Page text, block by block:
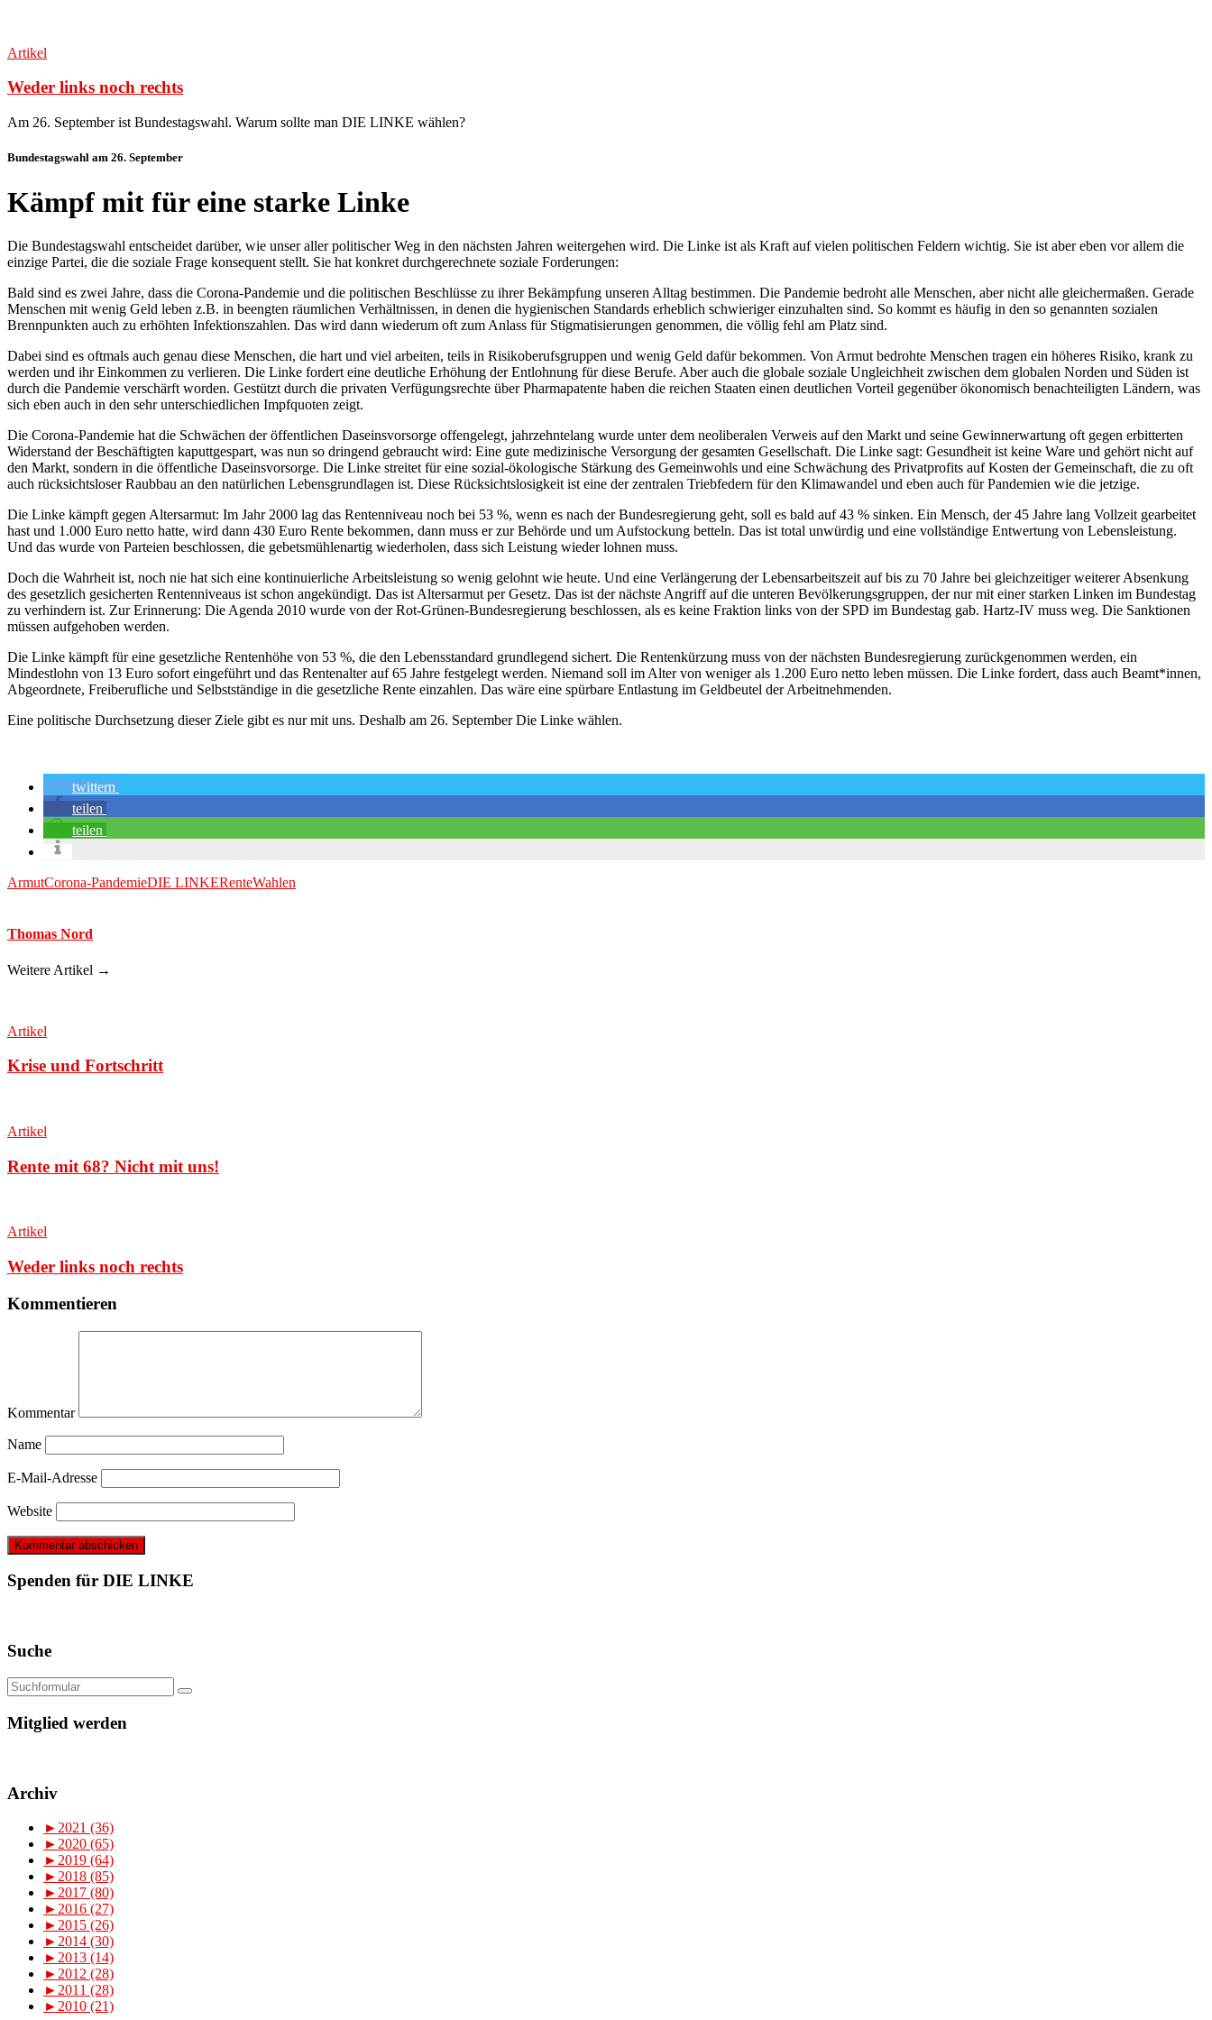
Artikel
Weder links noch rechts
Am 26. September ist Bundestagswahl. Warum sollte man DIE LINKE wählen?
Bundestagswahl am 26. September
Kämpf mit für eine starke Linke
Die Bundestagswahl entscheidet darüber, wie unser aller politischer Weg in den nächsten Jahren weitergehen wird. Die Linke ist als Kraft auf vielen politischen Feldern wichtig. Sie ist aber eben vor allem die
einzige Partei, die die soziale Frage konsequent stellt. Sie hat konkret durchgerechnete soziale Forderungen:
Bald sind es zwei Jahre, dass die Corona-Pandemie und die politischen Beschlüsse zu ihrer Bekämpfung unseren Alltag bestimmen. Die Pandemie bedroht alle Menschen, aber nicht alle gleichermaßen. Gerade
Menschen mit wenig Geld leben z.B. in beengten räumlichen Verhältnissen, in denen die hygienischen Standards erheblich schwieriger einzuhalten sind. So kommt es häufig in den so genannten sozialen
Brennpunkten auch zu erhöhten Infektionszahlen. Das wird dann wiederum oft zum Anlass für Stigmatisierungen genommen, die völlig fehl am Platz sind.
Dabei sind es oftmals auch genau diese Menschen, die hart und viel arbeiten, teils in Risikoberufsgruppen und wenig Geld dafür bekommen. Von Armut bedrohte Menschen tragen ein höheres Risiko, krank zu
werden und ihr Einkommen zu verlieren. Die Linke fordert eine deutliche Erhöhung der Entlohnung für diese Berufe. Aber auch die globale soziale Ungleichheit zwischen dem globalen Norden und Süden ist
durch die Pandemie verschärft worden. Gestützt durch die privaten Verfügungsrechte über Pharmapatente haben die reichen Staaten einen deutlichen Vorteil gegenüber ökonomisch benachteiligten Ländern, was
sich eben auch in den sehr unterschiedlichen Impfquoten zeigt.
Die Corona-Pandemie hat die Schwächen der öffentlichen Daseinsvorsorge offengelegt, jahrzehntelang wurde unter dem neoliberalen Verweis auf den Markt und seine Gewinnerwartung oft gegen erbitterten
Widerstand der Beschäftigten kaputtgespart, was nun so dringend gebraucht wird: Eine gute medizinische Versorgung der gesamten Gesellschaft. Die Linke sagt: Gesundheit ist keine Ware und gehört nicht auf
den Markt, sondern in die öffentliche Daseinsvorsorge. Die Linke streitet für eine sozial-ökologische Stärkung des Gemeinwohls und eine Schwächung des Privatprofits auf Kosten der Gemeinschaft, die zu oft
auch rücksichtsloser Raubbau an den natürlichen Lebensgrundlagen ist. Diese Rücksichtslosigkeit ist eine der zentralen Triebfedern für den Klimawandel und eben auch für Pandemien wie die jetzige.
Die Linke kämpft gegen Altersarmut: Im Jahr 2000 lag das Rentenniveau noch bei 53 %, wenn es nach der Bundesregierung geht, soll es bald auf 43 % sinken. Ein Mensch, der 45 Jahre lang Vollzeit gearbeitet
hast und 1.000 Euro netto hatte, wird dann 430 Euro Rente bekommen, dann muss er zur Behörde und um Aufstockung betteln. Das ist total unwürdig und eine vollständige Entwertung von Lebensleistung.
Und das wurde von Parteien beschlossen, die gebetsmühlenartig wiederholen, dass sich Leistung wieder lohnen muss.
Doch die Wahrheit ist, noch nie hat sich eine kontinuierliche Arbeitsleistung so wenig gelohnt wie heute. Und eine Verlängerung der Lebensarbeitszeit auf bis zu 70 Jahre bei gleichzeitiger weiterer Absenkung
des gesetzlich gesicherten Rentenniveaus ist schon angekündigt. Das ist Altersarmut per Gesetz. Das ist der nächste Angriff auf die unteren Bevölkerungsgruppen, der nur mit einer starken Linken im Bundestag
zu verhindern ist. Zur Erinnerung: Die Agenda 2010 wurde von der Rot-Grünen-Bundesregierung beschlossen, als es keine Fraktion links von der SPD im Bundestag gab. Hartz-IV muss weg. Die Sanktionen
müssen aufgehoben werden.
Die Linke kämpft für eine gesetzliche Rentenhöhe von 53 %, die den Lebensstandard grundlegend sichert. Die Rentenkürzung muss von der nächsten Bundesregierung zurückgenommen werden, ein
Mindestlohn von 13 Euro sofort eingeführt und das Rentenalter auf 65 Jahre festgelegt werden. Niemand soll im Alter von weniger als 1.200 Euro netto leben müssen. Die Linke fordert, dass auch Beamt*innen,
Abgeordnete, Freiberufliche und Selbstständige in die gesetzliche Rente einzahlen. Das wäre eine spürbare Entlastung im Geldbeutel der Arbeitnehmenden.
Eine politische Durchsetzung dieser Ziele gibt es nur mit uns. Deshalb am 26. September Die Linke wählen.
twittern
teilen
teilen
ArmutCorona-PandemieDIE LINKERenteWahlen
Thomas Nord
Weitere Artikel →
Artikel
Krise und Fortschritt
Artikel
Rente mit 68? Nicht mit uns!
Artikel
Weder links noch rechts
Kommentieren
Kommentar
Name
E-Mail-Adresse
Website
Spenden für DIE LINKE
Suche
Mitglied werden
Archiv
► 2021 (36)
► 2020 (65)
► 2019 (64)
► 2018 (85)
► 2017 (80)
► 2016 (27)
► 2015 (26)
► 2014 (30)
► 2013 (14)
► 2012 (28)
► 2011 (28)
► 2010 (21)